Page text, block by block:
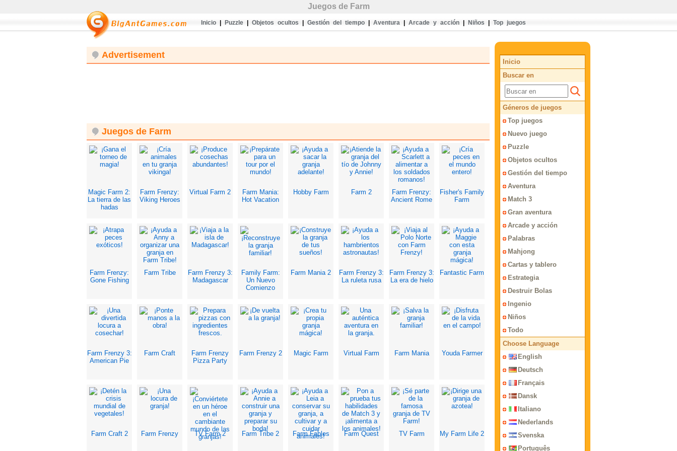
Juegos de Farm
Inicio Puzzle Objetos ocultos Gestión del tiempo Aventura Arcade y acción Niños Top juegos
Advertisement
Juegos de Farm
Magic Farm 2:
La tierra de las
hadas
Farm Frenzy:
Viking Heroes
Virtual Farm 2
Farm Mania:
Hot Vacation
Hobby Farm Farm 2
Farm Frenzy:
Ancient Rome
Fisher's Family
Farm
Farm Frenzy:
Gone Fishing
Farm Tribe
Farm Frenzy 3:
Madagascar
Family Farm:
Un Nuevo
Comienzo
Farm Mania 2
Farm Frenzy 3:
La ruleta rusa
Farm Frenzy 3:
La era de hielo
Fantastic Farm
Farm Frenzy 3:
American Pie
Farm Craft
Farm Frenzy
Pizza Party
Farm Frenzy 2 Magic Farm Virtual Farm Farm Mania Youda Farmer
Farm Craft 2 Farm Frenzy TV Farm 2 Farm Tribe 2 Farm Fables Farm Quest TV Farm My Farm Life 2
Inicio
Buscar en
Géneros de juegos
Top juegos
Nuevo juego
Puzzle
Objetos ocultos
Gestión del tiempo
Aventura
Match 3
Gran aventura
Arcade y acción
Palabras
Mahjong
Cartas y tablero
Estrategia
Destruir Bolas
Ingenio
Niños
Todo
Choose Language
English
Deutsch
Français
Dansk
Italiano
Nederlands
Svenska
Português